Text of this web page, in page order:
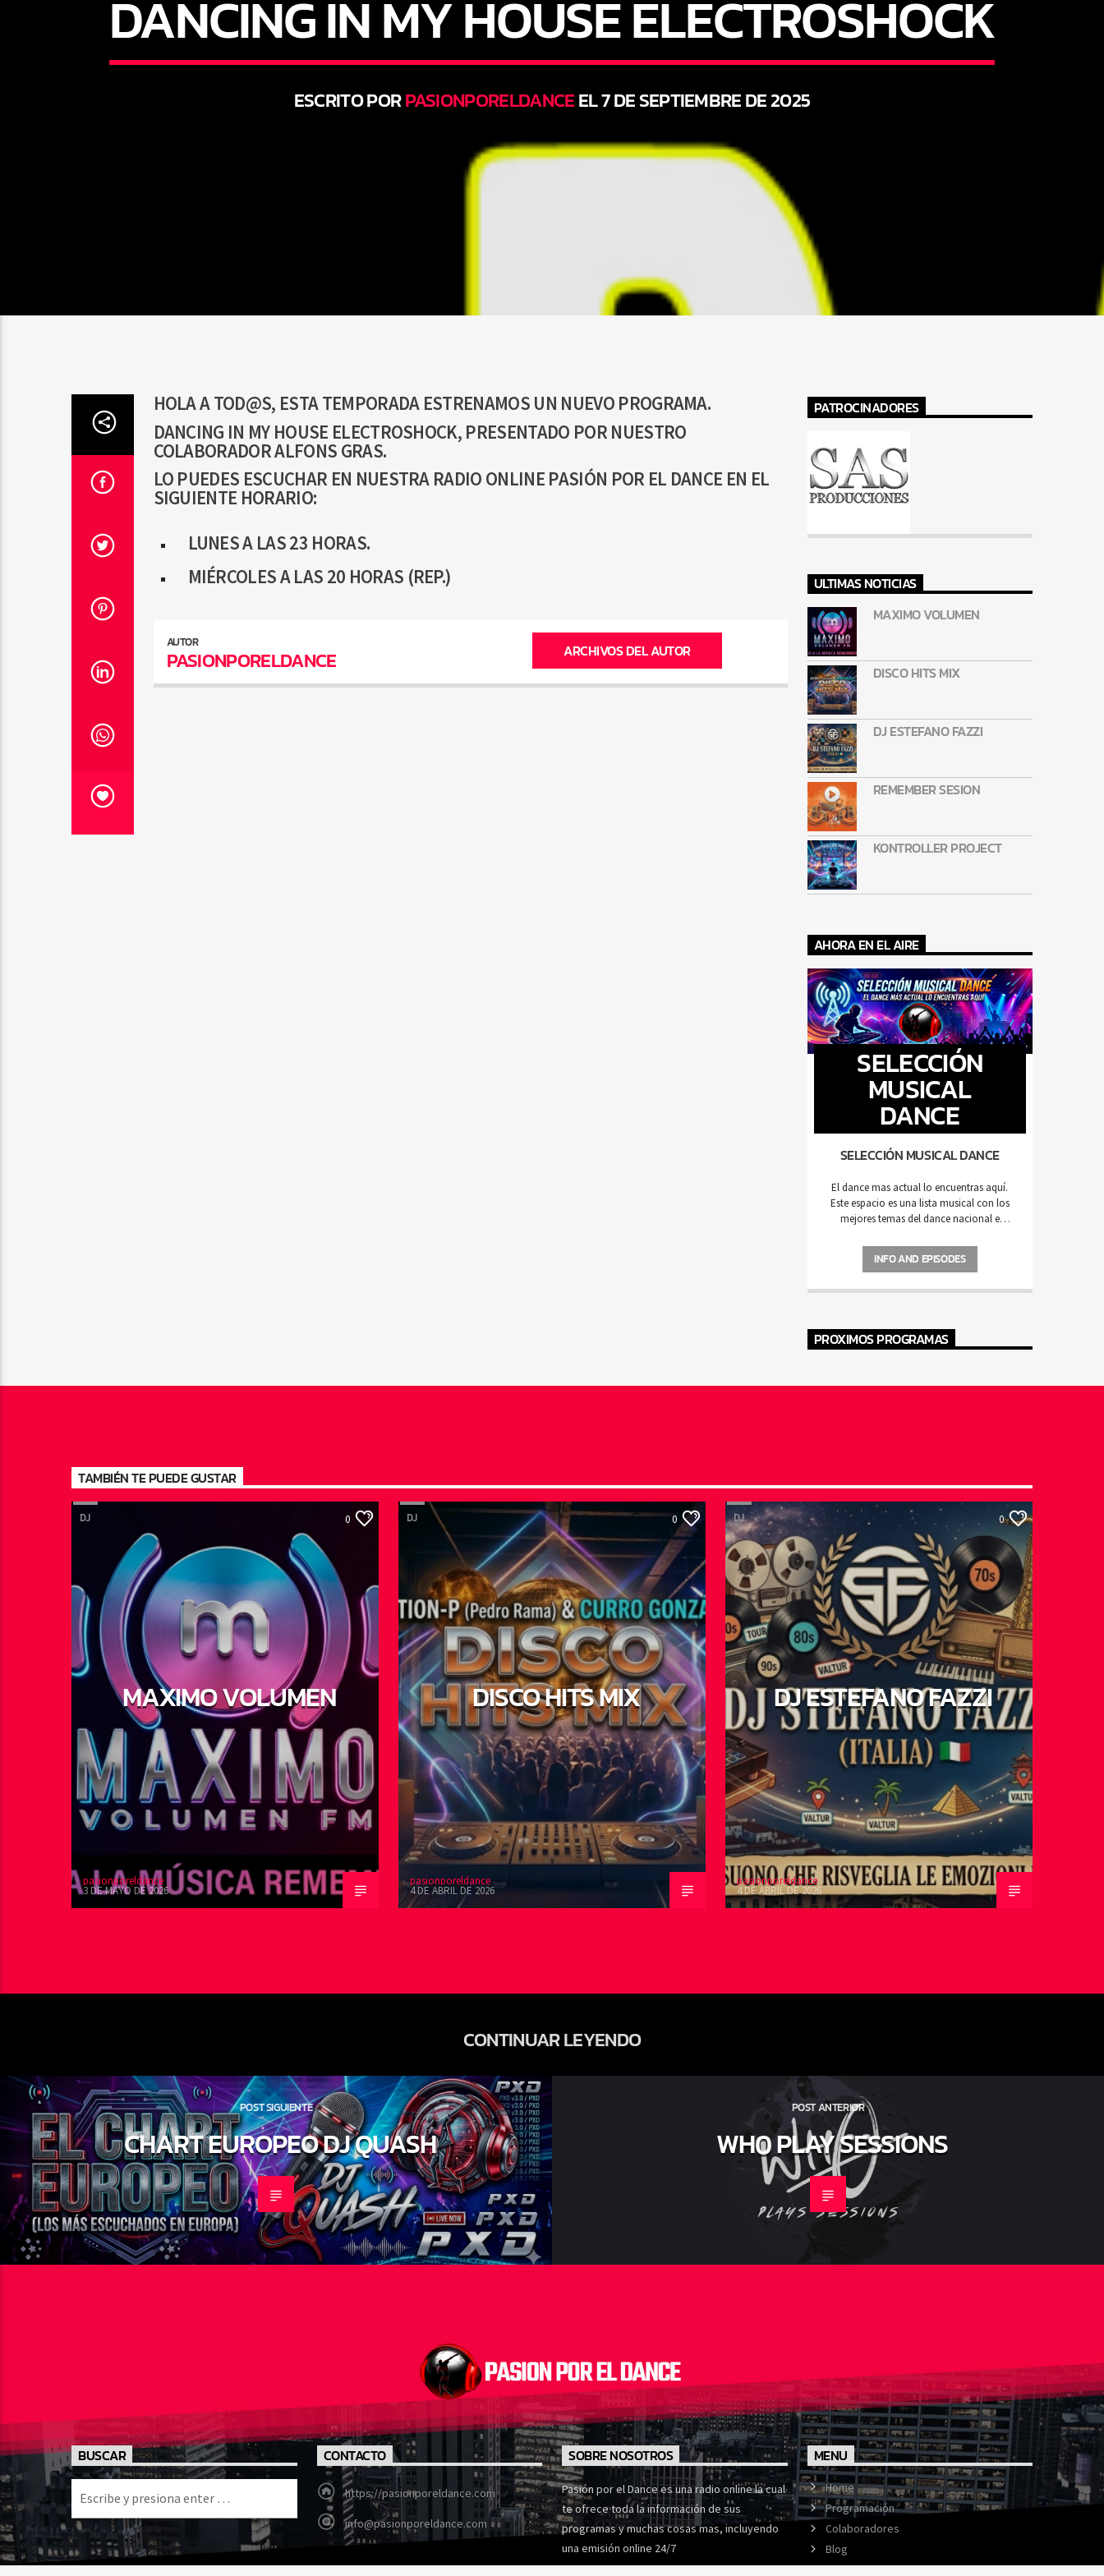
DANCING IN MY HOUSE ELECTROSHOCK
ESCRITO PORPASIONPORELDANCEEL 7 DE SEPTIEMBRE DE 2025
HOLA A TOD@S, ESTA TEMPORADA ESTRENAMOS UN NUEVO PROGRAMA.
DANCING IN MY HOUSE ELECTROSHOCK, PRESENTADO POR NUESTRO
COLABORADOR ALFONS GRAS.
LO PUEDES ESCUCHAR EN NUESTRA RADIO ONLINE PASIÓN POR EL DANCE EN EL
SIGUIENTE HORARIO:
LUNES A LAS 23 HORAS.
MIÉRCOLES A LAS 20 HORAS (REP.)
AUTOR
PASIONPORELDANCE ARCHIVOS DEL AUTOR
PATROCINADORES
ULTIMAS NOTICIAS
MAXIMO VOLUMEN
DISCO HITS MIX
DJ ESTEFANO FAZZI
REMEMBER SESION
KONTROLLER PROJECT
AHORA EN EL AIRE
SELECCIÓN
MUSICAL
DANCE
SELECCIÓN MUSICAL DANCE
El dance mas actual lo encuentras aquí.
Este espacio es una lista musical con los
mejores temas del dance nacional e
novedades que van llegando a nuestra
estación de radio.
INFO AND EPISODES
PROXIMOS PROGRAMAS
TAMBIÉN TE PUEDE GUSTAR
DJ 0
MAXIMO VOLUMEN
pasionporeldance
3 DE MAYO DE 2026
DJ 0
DISCO HITS MIX
pasionporeldance
4 DE ABRIL DE 2026
DJ 0
DJ ESTEFANO FAZZI
pasionporeldance
4 DE ABRIL DE 2026
CONTINUAR LEYENDO
POST SIGUIENTE
CHART EUROPEO DJ QUASH
POST ANTERIOR
WH0 PLAY SESSIONS
BUSCAR CONTACTO
https://pasionporeldance.com
info@pasionporeldance.com
SOBRE NOSOTROS
Pasión por el Dance es una radio online la cual
te ofrece toda la información de sus
programas y muchas cosas mas, incluyendo
una emisión online 24/7
MENU
Home
Programación
Colaboradores
Blog
Podcasts